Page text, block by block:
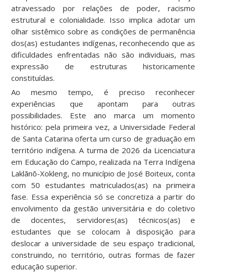
atravessado por relações de poder, racismo
estrutural e colonialidade. Isso implica adotar um
olhar sistêmico sobre as condições de permanência
dos(as) estudantes indígenas, reconhecendo que as
dificuldades enfrentadas não são individuais, mas
expressão de estruturas historicamente
constituídas.
Ao mesmo tempo, é preciso reconhecer
experiências que apontam para outras
possibilidades. Este ano marca um momento
histórico: pela primeira vez, a Universidade Federal
de Santa Catarina oferta um curso de graduação em
território indígena. A turma de 2026 da Licenciatura
em Educação do Campo, realizada na Terra Indígena
Laklãnõ-Xokleng, no município de José Boiteux, conta
com 50 estudantes matriculados(as) na primeira
fase. Essa experiência só se concretiza a partir do
envolvimento da gestão universitária e do coletivo
de docentes, servidores(as) técnicos(as) e
estudantes que se colocam à disposição para
deslocar a universidade de seu espaço tradicional,
construindo, no território, outras formas de fazer
educação superior.